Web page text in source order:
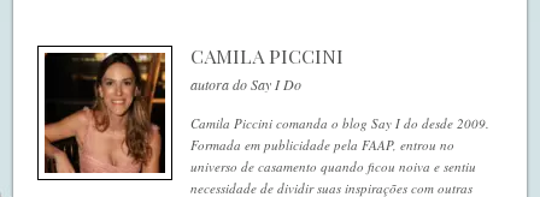
CAMILA PICCINI
autora do Say I Do
Camila Piccini comanda o blog Say I do desde 2009.
Formada em publicidade pela FAAP, entrou no
universo de casamento quando ficou noiva e sentiu
necessidade de dividir suas inspirações com outras